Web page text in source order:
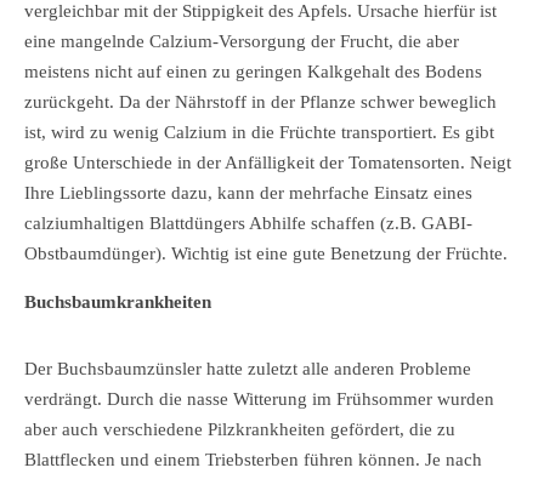
vergleichbar mit der Stippigkeit des Apfels. Ursache hierfür ist
eine mangelnde Calzium-Versorgung der Frucht, die aber
meistens nicht auf einen zu geringen Kalkgehalt des Bodens
zurückgeht. Da der Nährstoff in der Pflanze schwer beweglich
ist, wird zu wenig Calzium in die Früchte transportiert. Es gibt
große Unterschiede in der Anfälligkeit der Tomatensorten. Neigt
Ihre Lieblingssorte dazu, kann der mehrfache Einsatz eines
calziumhaltigen Blattdüngers Abhilfe schaffen (z.B. GABI-
Obstbaumdünger). Wichtig ist eine gute Benetzung der Früchte.
Buchsbaumkrankheiten
Der Buchsbaumzünsler hatte zuletzt alle anderen Probleme
verdrängt. Durch die nasse Witterung im Frühsommer wurden
aber auch verschiedene Pilzkrankheiten gefördert, die zu
Blattflecken und einem Triebsterben führen können. Je nach